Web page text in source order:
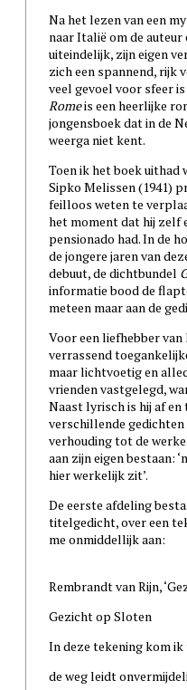
Na het lezen van een
naar Italië om de
uiteindelijk, zijn eigen
zich een spannend, rijk
veel gevoel voor sfeer
Romeis een heerlijke
jongensboek dat in de
weerga niet kent.
Toen ik het boek uithad
Sipko Melissen (1941)
feilloos weten te
het moment dat hij zelf
pensionado had. In de
de jongere jaren van
debuut, de dichtbundel
informatie bood de
meteen maar aan de
Voor een liefhebber van
verrassend
maar lichtvoetig en
vrienden vastgelegd,
Naast lyrisch is hij af
verschillende
verhouding tot de
aan zijn eigen bestaan:
hier werkelijk zit’.
De eerste afdeling
titelgedicht, over een
me onmiddellijk aan:
Rembrandt van Rijn,
Gezicht op Sloten
In deze tekening kom ik
de weg leidt